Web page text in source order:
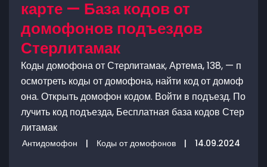
карте — База кодов от
домофонов подъездов
Стерлитамак
Коды домофона от Стерлитамак, Артема, 138, — п
осмотреть коды от домофона, найти код от домоф
она. Открыть домофон кодом. Войти в подъезд. По
лучить код подъезда, Бесплатная база кодов Стер
литамак
Антидомофон | Коды от домофонов | 14.09.2024